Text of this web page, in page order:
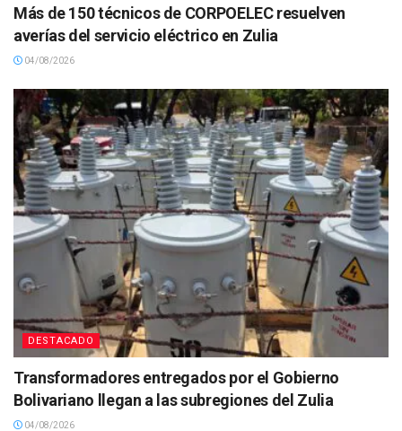
Más de 150 técnicos de CORPOELEC resuelven
averías del servicio eléctrico en Zulia
04/08/2026
DESTACADO
Transformadores entregados por el Gobierno
Bolivariano llegan a las subregiones del Zulia
04/08/2026